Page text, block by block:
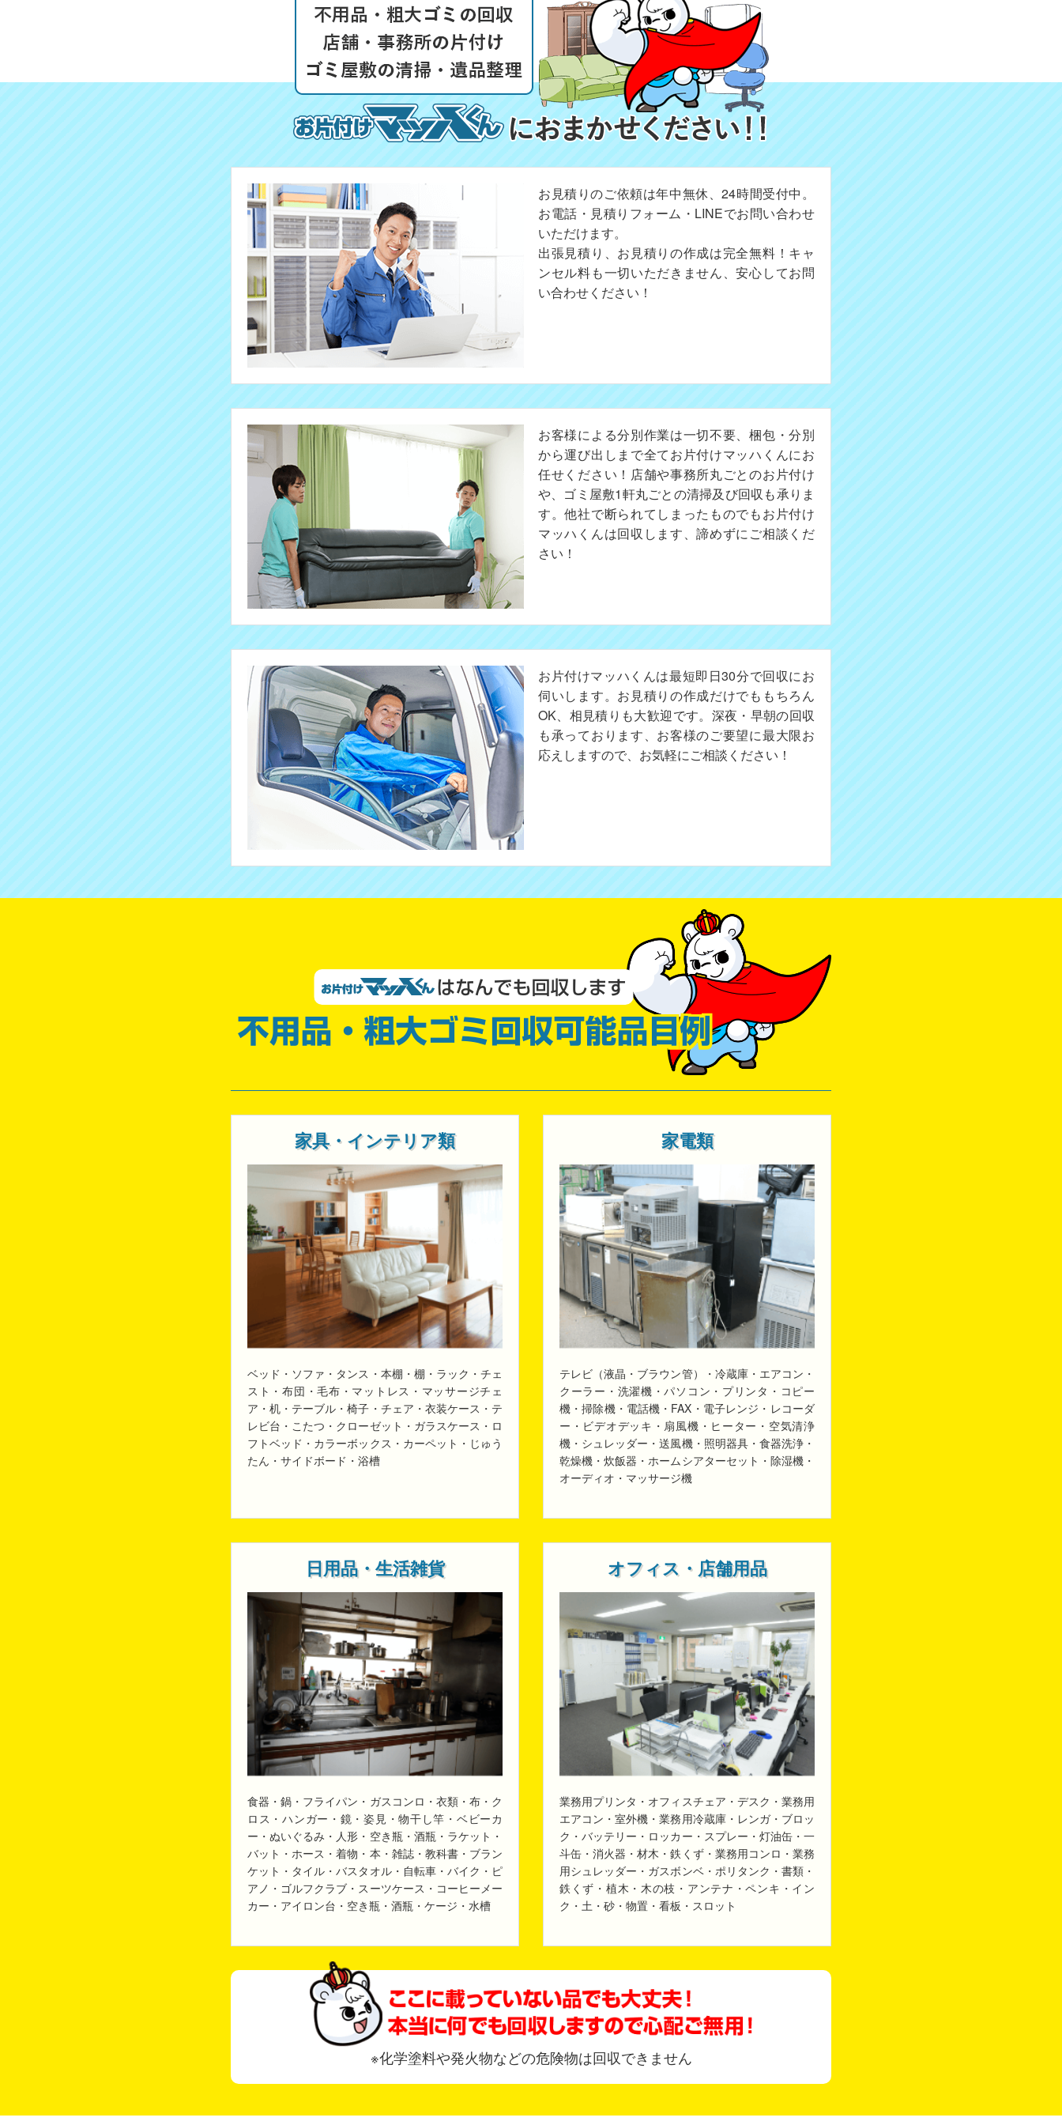
お見積りのご依頼は年中無休、24時間受付中。
お電話・見積りフォーム・LINEでお問い合わせ
いただけます。
出張見積り、お見積りの作成は完全無料！キャ
ンセル料も一切いただきません、安心してお問
い合わせください！
お客様による分別作業は一切不要、梱包・分別
から運び出しまで全てお片付けマッハくんにお
任せください！店舗や事務所丸ごとのお片付け
や、ゴミ屋敷1軒丸ごとの清掃及び回収も承りま
す。他社で断られてしまったものでもお片付け
マッハくんは回収します、諦めずにご相談くだ
さい！
お片付けマッハくんは最短即日30分で回収にお
伺いします。お見積りの作成だけでももちろん
OK、相見積りも大歓迎です。深夜・早朝の回収
も承っております、お客様のご要望に最大限お
応えしますので、お気軽にご相談ください！
家具・インテリア類
ベッド・ソファ・タンス・本棚・棚・ラック・チェ
スト・布団・毛布・マットレス・マッサージチェ
ア・机・テーブル・椅子・チェア・衣装ケース・テ
レビ台・こたつ・クローゼット・ガラスケース・ロ
フトベッド・カラーボックス・カーペット・じゅう
たん・サイドボード・浴槽
家電類
テレビ（液晶・ブラウン管）・冷蔵庫・エアコン・
クーラー・洗濯機・パソコン・プリンタ・コピー
機・掃除機・電話機・FAX・電子レンジ・レコーダ
ー・ビデオデッキ・扇風機・ヒーター・空気清浄
機・シュレッダー・送風機・照明器具・食器洗浄・
乾燥機・炊飯器・ホームシアターセット・除湿機・
オーディオ・マッサージ機
日用品・生活雑貨
食器・鍋・フライパン・ガスコンロ・衣類・布・ク
ロス・ハンガー・鏡・姿見・物干し竿・ベビーカ
ー・ぬいぐるみ・人形・空き瓶・酒瓶・ラケット・
バット・ホース・着物・本・雑誌・教科書・ブラン
ケット・タイル・バスタオル・自転車・バイク・ピ
アノ・ゴルフクラブ・スーツケース・コーヒーメー
カー・アイロン台・空き瓶・酒瓶・ケージ・水槽
オフィス・店舗用品
業務用プリンタ・オフィスチェア・デスク・業務用
エアコン・室外機・業務用冷蔵庫・レンガ・ブロッ
ク・バッテリー・ロッカー・スプレー・灯油缶・一
斗缶・消火器・材木・鉄くず・業務用コンロ・業務
用シュレッダー・ガスボンベ・ポリタンク・書類・
鉄くず・植木・木の枝・アンテナ・ペンキ・イン
ク・土・砂・物置・看板・スロット
※化学塗料や発火物などの危険物は回収できません